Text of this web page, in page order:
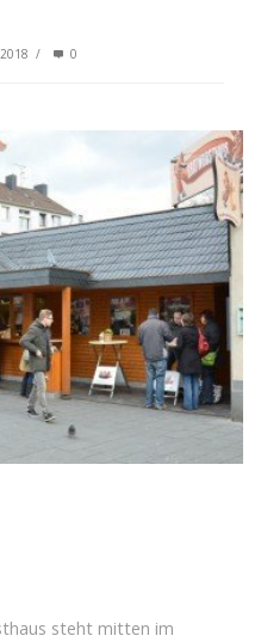
/ 0
steht mitten im